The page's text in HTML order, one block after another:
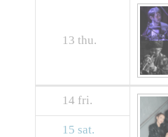
13 thu.
14 fri.
15 sat.